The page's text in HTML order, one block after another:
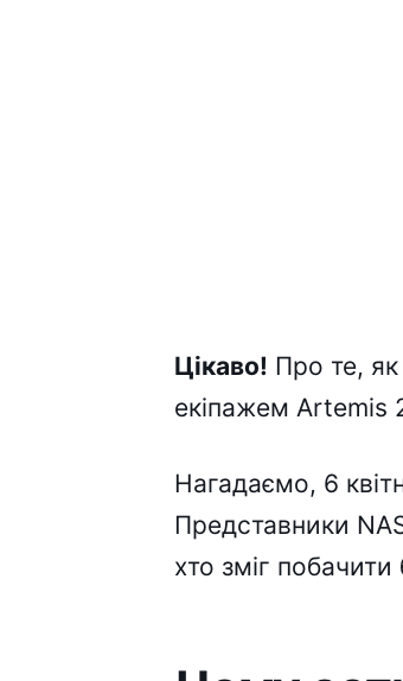
Цікаво! Про те, як
екіпажем Artemis
Нагадаємо, 6
Представники
хто зміг